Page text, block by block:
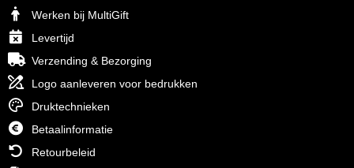
Werken bij MultiGift
Levertijd
Verzending & Bezorging
Logo aanleveren voor bedrukken
Druktechnieken
Betaalinformatie
Retourbeleid